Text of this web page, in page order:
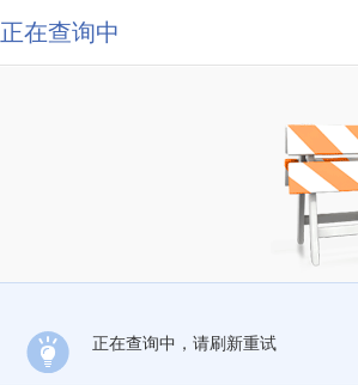
正在查询中
正在查询中，请刷新重试